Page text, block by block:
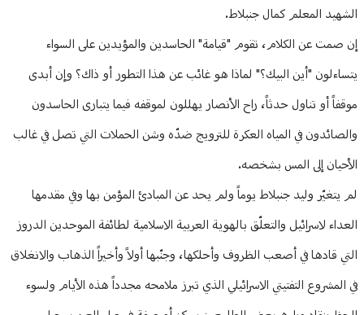
الشهيد المعلم كمال جنبلاط.
إن صمت عن الكلام، تقوم "قيامة" الحاسدين والمؤيدين على السواء
يتساءلون "أين البيك؟" لماذا هو غائب عن هذا التطور أو ذاك؟ وإن أبدى
موقفاً أو تناول حدثاً، راح الأنصار يهللون لموقفه فيما يتبارى الحاسدون
والصائدون في المياه العكرة للترويج ضدّه وشن الحملات التي تصل في غالب
الأحيان إلى المس بشخصه.
لم يتغيّر وليد جنبلاط يوماً ولم يحد عن المبادئ المؤمن بها وفي مقدمها
العداء لاسرائيل والتعلّق بالهوية العربية الاسلامية لطائفة الموحدين الدروز
التي قادها في أصعب الظروف وأحلكها، وجنّبها أولاً وأخيراً الذهاب والانغلاق
في المشروع التفتيتي الاسرائيلي الذي تبرز ملامحه مجدداً هذه الأيام ولسوء